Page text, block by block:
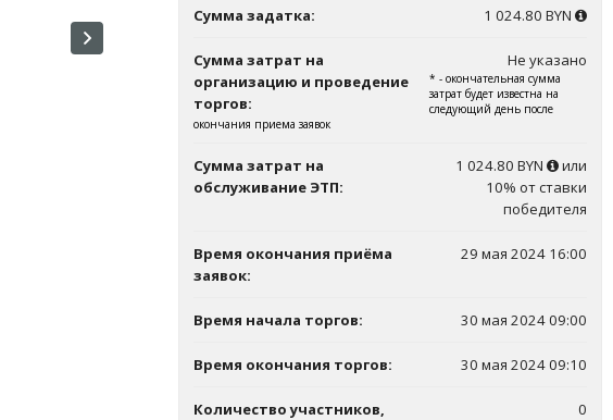
Сумма задатка: 1 024.80 BYN
Сумма затрат на
организацию и проведение
торгов:
Не указано
* - окончательная сумма
затрат будет известна на
следующий день после
окончания приема заявок
Сумма затрат на
обслуживание ЭТП:
1 024.80 BYN
или
10% от ставки
победителя
Время окончания приёма
заявок:
29 мая 2024 16:00
Время начала торгов: 30 мая 2024 09:00
Время окончания торгов: 30 мая 2024 09:10
Количество участников,
0